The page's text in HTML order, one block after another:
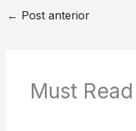
← Post anterior
Must Read